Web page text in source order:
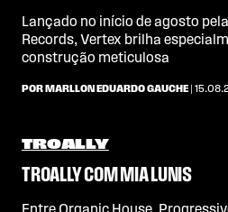
Lançado no início de agosto
Records, Vertex brilha
construção meticulosa
POR MARLLON EDUARDO GAUCHE |
TROALLY
TROALLY COM MIA LUNIS